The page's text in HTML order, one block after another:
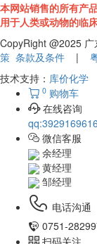
本网站销售的所有产
用于人类或动物的临
CopyRight @2025
策 条款及条件 |
技术支持： 库价化学
0 购物车
在线咨询
qq:3929169616
微信客服
余经理
黄经理
邹经理
电话沟通
0751-